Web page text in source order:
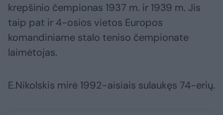
krepšinio čempionas 1937 m. ir 1939 m. Jis
taip pat ir 4-osios vietos Europos
komandiniame stalo teniso čempionate
laimėtojas.
E.Nikolskis mirė 1992-aisiais sulaukęs 74-erių.